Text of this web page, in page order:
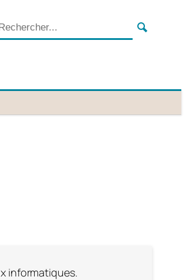
informatiques.